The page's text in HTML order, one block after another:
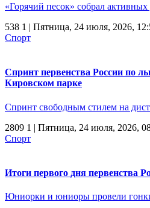
«Горячий песок» собрал активных
538 1 | Пятница, 24 июля, 2026,
Спорт
Спринт первенства России по
Кировском парке
Спринт свободным стилем на
2809 1 | Пятница, 24 июля, 2026,
Спорт
Итоги первого дня первенства
Юниорки и юниоры провели